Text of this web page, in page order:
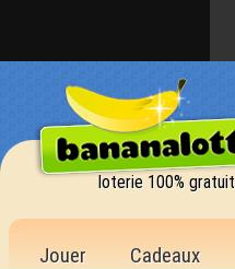
loterie 100%
Jouer Cadeaux